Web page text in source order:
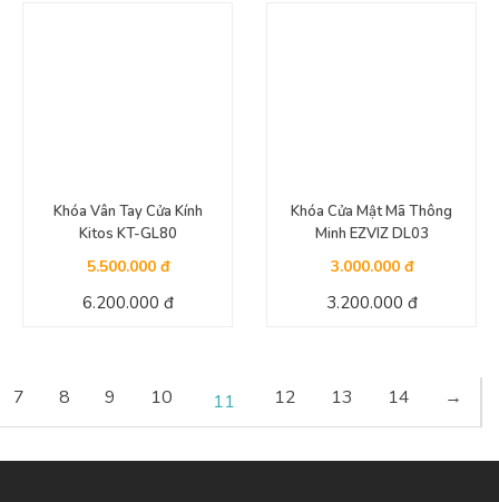
Khóa Vân Tay Cửa Kính
Kitos KT-GL80
5.500.000 đ
6.200.000 đ
Khóa Cửa Mật Mã Thông
Minh EZVIZ DL03
3.000.000 đ
3.200.000 đ
7 8 9 10 11 12 13 14 →